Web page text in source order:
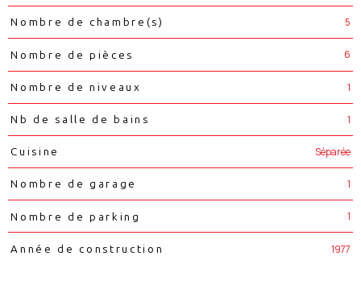
Nombre de chambre(s) 5
Nombre de pièces 6
Nombre de niveaux 1
Nb de salle de bains 1
Cuisine Séparée
Nombre de garage 1
Nombre de parking 1
Année de construction 1977